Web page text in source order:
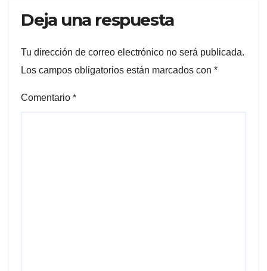
Deja una respuesta
Tu dirección de correo electrónico no será publicada.
Los campos obligatorios están marcados con *
Comentario *